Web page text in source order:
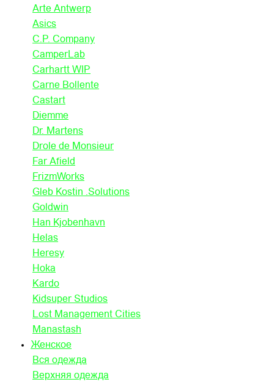
Arte Antwerp
Asics
C.P. Company
CamperLab
Carhartt WIP
Carne Bollente
Castart
Diemme
Dr. Martens
Drole de Monsieur
Far Afield
FrizmWorks
Gleb Kostin .Solutions
Goldwin
Han Kjobenhavn
Helas
Heresy
Hoka
Kardo
Kidsuper Studios
Lost Management Cities
Manastash
Женское
Вся одежда
Верхняя одежда